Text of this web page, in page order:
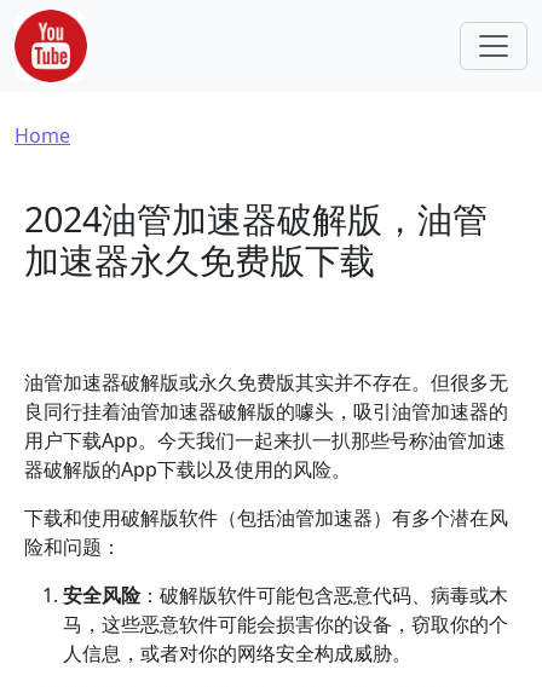
Skip to main content
Breadcrumb
Home
2024油管加速器破解版，油管
加速器永久免费版下载
油管加速器破解版或永久免费版其实并不存在。但很多无
良同行挂着油管加速器破解版的噱头，吸引油管加速器的
用户下载App。今天我们一起来扒一扒那些号称油管加速
器破解版的App下载以及使用的风险。
下载和使用破解版软件（包括油管加速器）有多个潜在风
险和问题：
安全风险：破解版软件可能包含恶意代码、病毒或木
马，这些恶意软件可能会损害你的设备，窃取你的个
人信息，或者对你的网络安全构成威胁。